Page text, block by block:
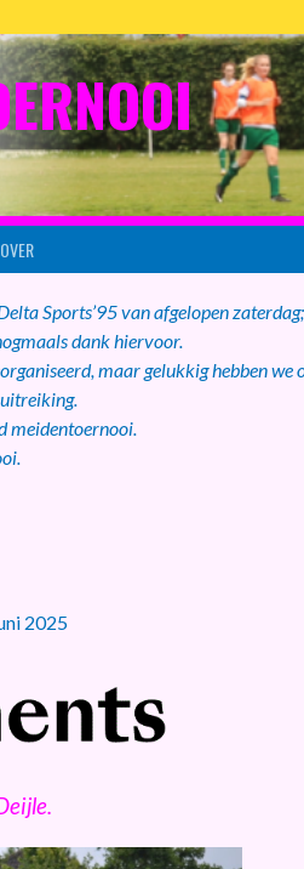
OVER
Sports’95 van afgelopen
dank hiervoor.
maar gelukkig hebben we
meidentoernooi.
2025